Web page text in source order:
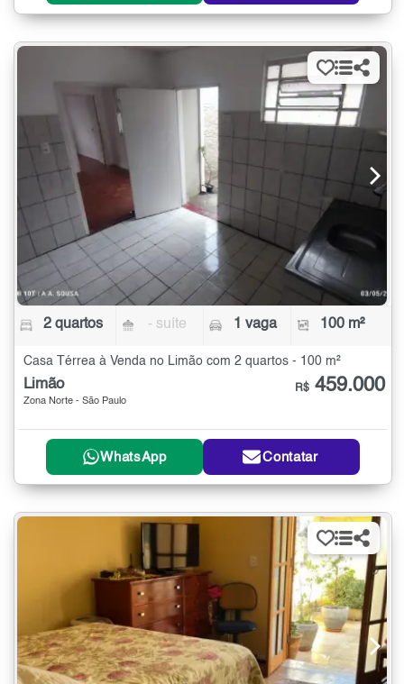
2 quartos - suíte 1 vaga 100 m²
Casa Térrea à Venda no Limão com 2 quartos - 100 m²
Limão
Zona Norte - São Paulo
R$ 459.000
WhatsApp Contatar